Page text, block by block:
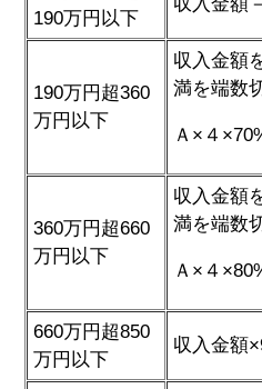
190万円以下
190万円超360
万円以下
収入金額
満を端数
Ａ×４
360万円超660
万円以下
収入金額
満を端数
Ａ×４
660万円超850
万円以下
収入金額